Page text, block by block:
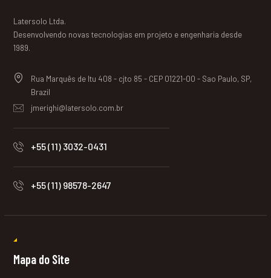
Latersolo Ltda.
Desenvolvendo novas tecnologias em projeto e engenharia desde
1989.
Rua Marquês de Itu 408 - cjto 85 - CEP 01221-00 - Sao Paulo, SP,
Brazil
jmerighi@latersolo.com.br
+55 (11) 3032-0431
+55 (11) 98578-2647
Mapa do Site